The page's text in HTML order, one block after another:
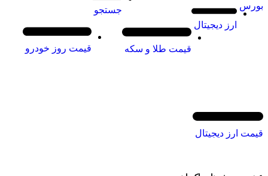
بورس
ارز دیجیتال
قیمت طلا و سکه
جستجو
قیمت روز خودرو
قیمت ارز دیجیتال